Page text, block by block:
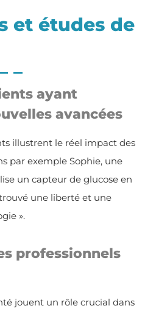
et études de
ayant
avancées
illustrent le réel impact des
par exemple Sophie, une
un capteur de glucose en
une liberté et une
».
professionnels
jouent un rôle crucial dans